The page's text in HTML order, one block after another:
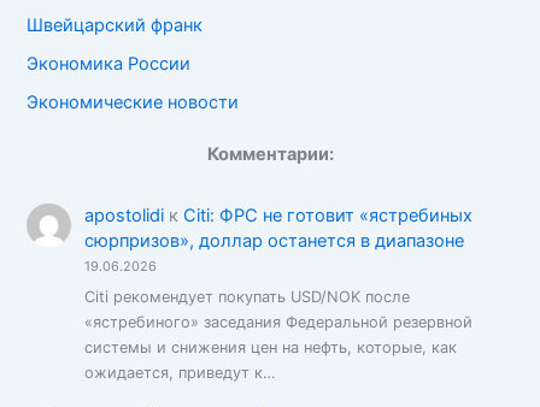
Швейцарский франк
Экономика России
Экономические новости
Комментарии:
apostolidiк Citi: ФРС не готовит «ястребиных
сюрпризов», доллар останется в диапазоне
19.06.2026
Citi рекомендует покупать USD/NOK после
«ястребиного» заседания Федеральной резервной
системы и снижения цен на нефть, которые, как
ожидается, приведут к…